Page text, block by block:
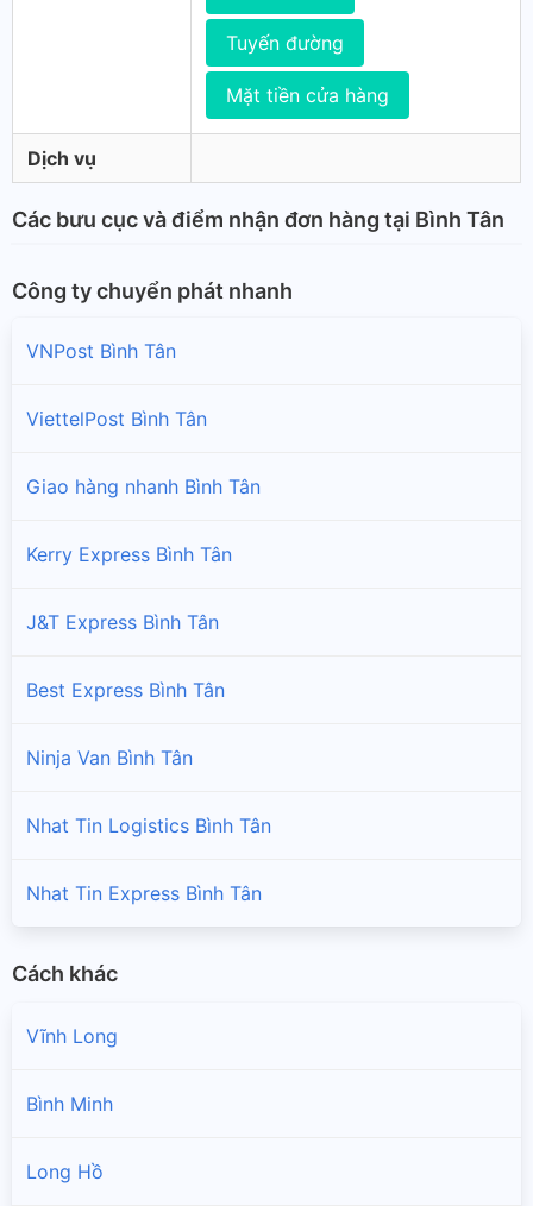
Tuyến đường
Mặt tiền cửa hàng
Dịch vụ
Các bưu cục và điểm nhận đơn hàng tại Bình Tân
Công ty chuyển phát nhanh
VNPost Bình Tân
ViettelPost Bình Tân
Giao hàng nhanh Bình Tân
Kerry Express Bình Tân
J&T Express Bình Tân
Best Express Bình Tân
Ninja Van Bình Tân
Nhat Tin Logistics Bình Tân
Nhat Tin Express Bình Tân
Cách khác
Vĩnh Long
Bình Minh
Long Hồ